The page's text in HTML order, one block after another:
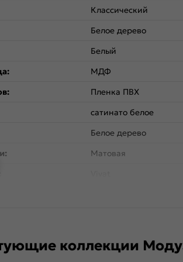
Классический
Белое дерево
Белый
МДФ
Пленка ПВХ
сатинато белое
Белое дерево
Матовая
информация:
цвете Металлик/
расстоянием 128 мм.
коллекции